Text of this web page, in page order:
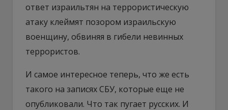
ответ израильтян на террористическую
атаку клеймят позором израильскую
военщину, обвиняя в гибели невинных
террористов.
И самое интересное теперь, что же есть
такого на записях СБУ, которые еще не
опубликовали. Что так пугает русских. И